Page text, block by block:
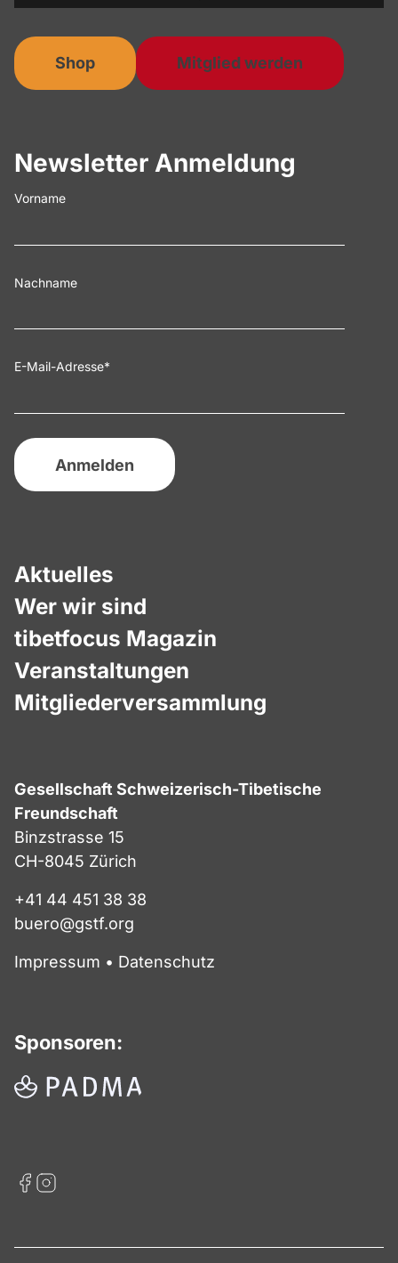
Aktuelles
Wer wir sind
tibetfocus Magazin
Veranstaltungen
Mitgliederversammlung
Gesellschaft Schweizerisch-Tibetische
Freundschaft
Binzstrasse 15
CH-8045 Zürich
+41 44 451 38 38
buero@gstf.org
Impressum • Datenschutz
Sponsoren:
Shop Mitglied werden
Newsletter Anmeldung
Vorname
Nachname
E-Mail-Adresse*